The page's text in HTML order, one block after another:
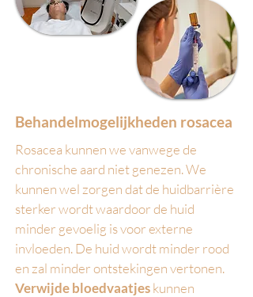
Behandelmogelijkheden rosacea
Rosacea kunnen we vanwege de
chronische aard niet genezen. We
kunnen wel zorgen dat de huidbarrière
sterker wordt waardoor de huid
minder gevoelig is voor externe
invloeden. De huid wordt minder rood
en zal minder ontstekingen vertonen.
Verwijde bloedvaatjeskunnen